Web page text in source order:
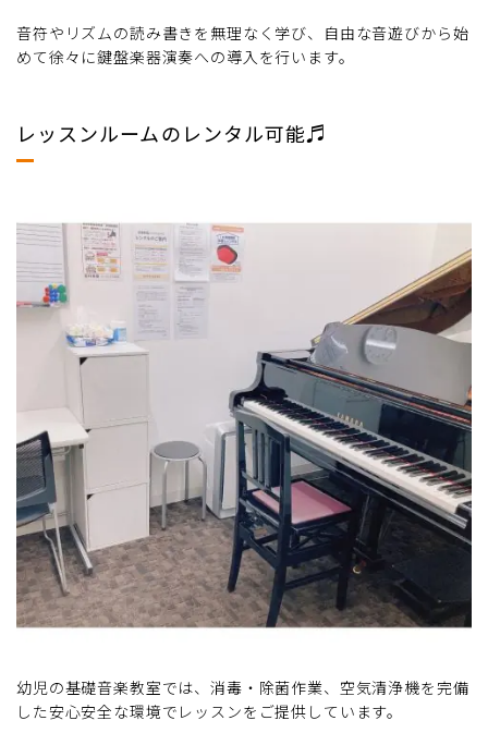
音符やリズムの読み書きを無理なく学び、自由な音遊びから始
めて徐々に鍵盤楽器演奏への導入を行います。
レッスンルームのレンタル可能♬
幼児の基礎音楽教室では、消毒・除菌作業、空気清浄機を完備
した安心安全な環境でレッスンをご提供しています。